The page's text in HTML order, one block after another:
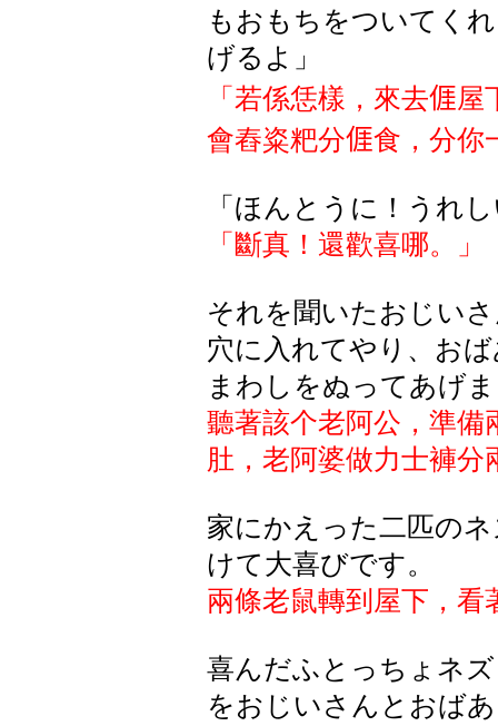
もおもちをついてく
げるよ」
「若係恁樣，來去𠊎屋
會舂粢粑分𠊎食，分你
「ほんとうに！うれ
「斷真！還歡喜哪。」
それを聞いたおじい
穴に入れてやり、お
まわしをぬってあげ
聽著該个老阿公，準備
肚，老阿婆做力士褲分
家にかえった二匹の
けて大喜びです。
兩條老鼠轉到屋下，看
喜んだふとっちょネ
をおじいさんとおば